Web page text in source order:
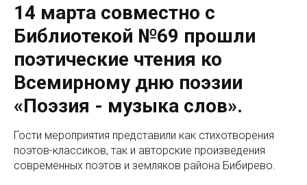
14 марта совместно с
Библиотекой №69 прошли
поэтические чтения ко
Всемирному дню поэзии
«Поэзия - музыка слов».
Гости мероприятия представили как стихотворения
поэтов-классиков, так и авторские произведения
современных поэтов и земляков района Бибирево.